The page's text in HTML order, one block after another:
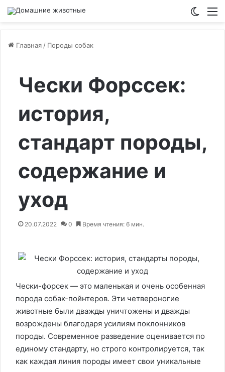
Главная / Породы собак
Чески Форссек:
история,
стандарт породы,
содержание и
уход
20.07.2022 0 Время чтения: 6 мин.
Чески-форсек — это маленькая и очень особенная
порода собак-пойнтеров. Эти четвероногие
животные были дважды уничтожены и дважды
возрождены благодаря усилиям поклонников
породы. Современное разведение оценивается по
единому стандарту, но строго контролируется, так
как каждая линия породы имеет свои уникальные